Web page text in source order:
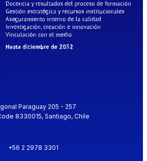
Paraguay 205 - 257
8330015, Santiago, Chile
+56 2 2978 3301